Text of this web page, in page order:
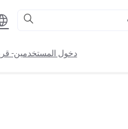
دخول المستخدمين-